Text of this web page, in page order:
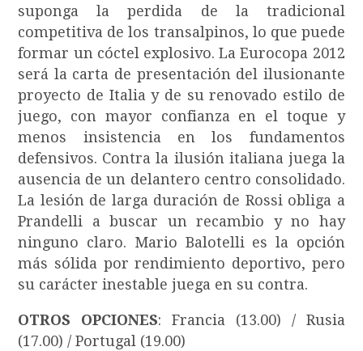
suponga la perdida de la tradicional
competitiva de los transalpinos, lo que puede
formar un cóctel explosivo. La Eurocopa 2012
será la carta de presentación del ilusionante
proyecto de Italia y de su renovado estilo de
juego, con mayor confianza en el toque y
menos insistencia en los fundamentos
defensivos. Contra la ilusión italiana juega la
ausencia de un delantero centro consolidado.
La lesión de larga duración de Rossi obliga a
Prandelli a buscar un recambio y no hay
ninguno claro. Mario Balotelli es la opción
más sólida por rendimiento deportivo, pero
su carácter inestable juega en su contra.
OTROS OPCIONES: Francia (13.00) / Rusia
(17.00) / Portugal (19.00)